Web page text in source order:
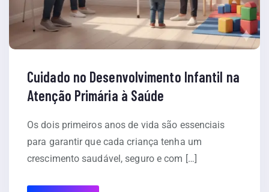
Cuidado no Desenvolvimento Infantil na
Atenção Primária à Saúde
Os dois primeiros anos de vida são essenciais
para garantir que cada criança tenha um
crescimento saudável, seguro e com […]